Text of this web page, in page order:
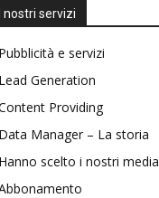
I nostri servizi
Pubblicità e servizi
Lead Generation
Providing
Data Manager – La storia
Hanno scelto i nostri media